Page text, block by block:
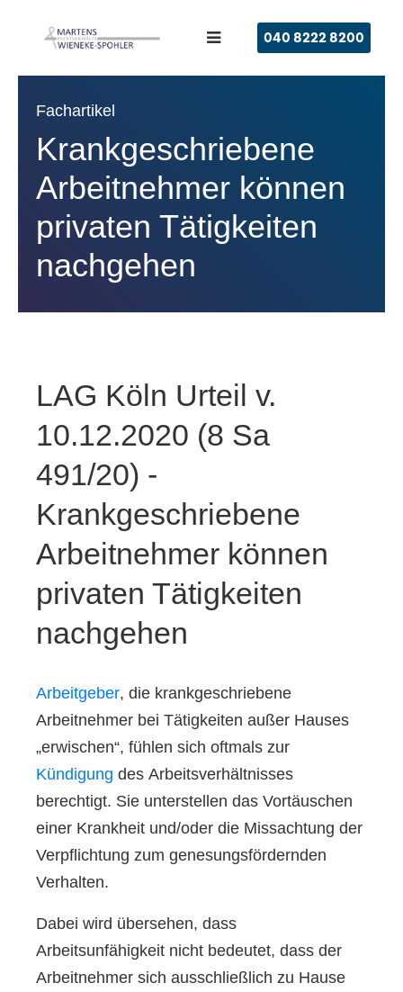
040 8222 8200
Fachartikel
Krankgeschriebene
Arbeitnehmer können
privaten Tätigkeiten
nachgehen
LAG Köln Urteil v.
10.12.2020 (8 Sa
491/20) -
Krankgeschriebene
Arbeitnehmer können
privaten Tätigkeiten
nachgehen
Arbeitgeber, die krankgeschriebene
Arbeitnehmer bei Tätigkeiten außer Hauses
„erwischen“, fühlen sich oftmals zur
Kündigung des Arbeitsverhältnisses
berechtigt. Sie unterstellen das Vortäuschen
einer Krankheit und/oder die Missachtung der
Verpflichtung zum genesungsfördernden
Verhalten.
Dabei wird übersehen, dass
Arbeitsunfähigkeit nicht bedeutet, dass der
Arbeitnehmer sich ausschließlich zu Hause